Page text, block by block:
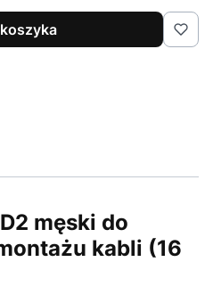
męski do
kabli (16